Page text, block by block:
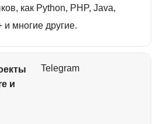
как Python, PHP, Java,
и многие другие.
и
Telegram